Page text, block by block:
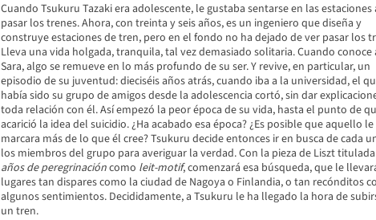
Cuando Tsukuru Tazaki era adolescente, le gustaba sentarse en las estaciones
pasar los trenes. Ahora, con treinta y seis años, es un ingeniero que diseña y
construye estaciones de tren, pero en el fondo no ha dejado de ver pasar los
Lleva una vida holgada, tranquila, tal vez demasiado solitaria. Cuando conoce
Sara, algo se remueve en lo más profundo de su ser. Y revive, en particular, un
episodio de su juventud: dieciséis años atrás, cuando iba a la universidad, el
había sido su grupo de amigos desde la adolescencia cortó, sin dar
toda relación con él. Así empezó la peor época de su vida, hasta el punto de
acarició la idea del suicidio. ¿Ha acabado esa época? ¿Es posible que aquello le
marcara más de lo que él cree? Tsukuru decide entonces ir en busca de cada
los miembros del grupo para averiguar la verdad. Con la pieza de Liszt titulada
años de peregrinacióncomo leit-motif, comenzará esa búsqueda, que le
lugares tan dispares como la ciudad de Nagoya o Finlandia, o tan recónditos
algunos sentimientos. Decididamente, a Tsukuru le ha llegado la hora de
un tren.